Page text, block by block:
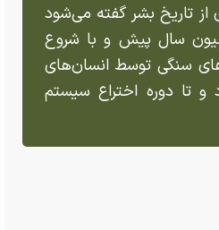
از تاریخ بشر گفته می‌شود
حدود ۳٫۳ میلیون سال پیش و با شروع
سنگی توسط انسان‌های
تا دوره اختراع سیستم